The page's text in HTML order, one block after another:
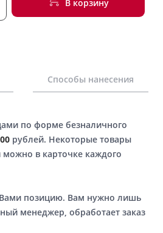
В корзину
Способы нанесения
по форме безналичного
рублей. Некоторые товары
в карточке каждого
позицию. Вам нужно лишь
менеджер, обработает заказ